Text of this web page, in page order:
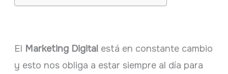
El Marketing Digital está en constante cambio
y esto nos obliga a estar siempre al día para